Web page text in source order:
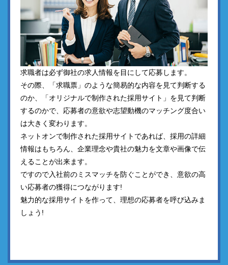
求職者は必ず御社の求人情報を目にして応募します。
その際、「求職票」のような簡易的な内容を見て判断する
のか、「オリジナルで制作された採用サイト」を見て判断
するのかで、応募者の意欲や志望動機のマッチング度合い
は大きく変わります。
ネットオンで制作された採用サイトであれば、採用の詳細
情報はもちろん、企業理念や貴社の魅力を文章や画像で伝
えることが出来ます。
ですので入社前のミスマッチを防ぐことができ、意欲の高
い応募者の獲得につながります!
魅力的な採用サイトを作って、理想の応募者を呼び込みま
しょう!